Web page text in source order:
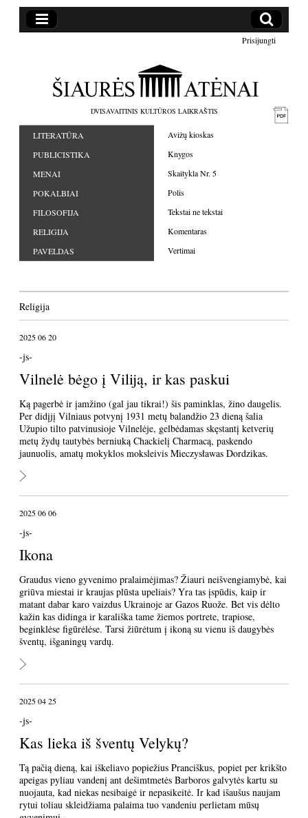
Prisijungti
DVISAVAITINIS KULTŪROS LAIKRAŠTIS
LITERATŪRA
PUBLICISTIKA
MENAI
POKALBIAI
FILOSOFIJA
RELIGIJA
PAVELDAS
Avižų kioskas
Knygos
Skaitykla Nr. 5
Polis
Tekstai ne tekstai
Komentaras
Vertimai
Religija
2025 06 20
-js-
Vilnelė bėgo į Viliją, ir kas paskui
Ką pagerbė ir įamžino (gal jau tikrai!) šis paminklas, žino daugelis.
Per didįjį Vilniaus potvynį 1931 metų balandžio 23 dieną šalia
Užupio tilto patvinusioje Vilnelėje, gelbėdamas skęstantį ketverių
metų žydų tautybės berniuką Chackielį Charmacą, paskendo
jaunuolis, amatų mokyklos moksleivis Mieczysławas Dordzikas.
2025 06 06
-js-
Ikona
Graudus vieno gyvenimo pralaimėjimas? Žiauri neišvengiamybė, kai
griūva miestai ir kraujas plūsta upeliais? Yra tas įspūdis, kaip ir
matant dabar karo vaizdus Ukrainoje ar Gazos Ruože. Bet vis dėlto
kažin kas didinga ir karališka tame žiemos portrete, trapiose,
beginklėse figūrėlėse. Tarsi žiūrėtum į ikoną su vienu iš daugybės
šventų, išganingų vardų.
2025 04 25
-js-
Kas lieka iš šventų Velykų?
Tą pačią dieną, kai iškeliavo popiežius Pranciškus, popiet per krikšto
apeigas pyliau vandenį ant dešimtmetės Barboros galvytės kartu su
nuojauta, kad niekas nesibaigė ir nepasikeitė. Ir kad išaušus naujam
rytui toliau skleidžiama palaima tuo vandeniu perlietam mūsų